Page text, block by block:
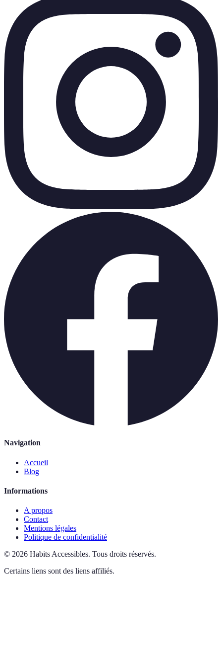
Navigation
Accueil
Blog
Informations
A propos
Contact
Mentions légales
Politique de confidentialité
© 2026 Habits Accessibles. Tous droits réservés.
Certains liens sont des liens affiliés.